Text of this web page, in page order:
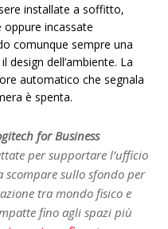
installate a soffitto,
incassate
comunque sempre una
design dell’ambiente. La
automatico che segnala
è spenta.
for Business
per supportare l’ufficio
sullo sfondo per
tra mondo fisico e
fino agli spazi più